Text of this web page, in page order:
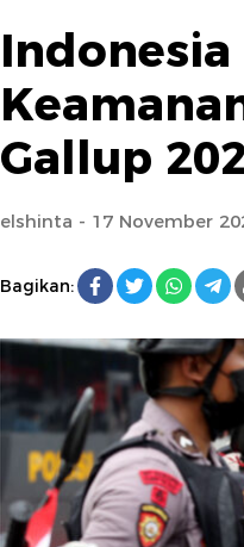
Indonesia
Gallup
elshinta - 17 November
Bagikan: